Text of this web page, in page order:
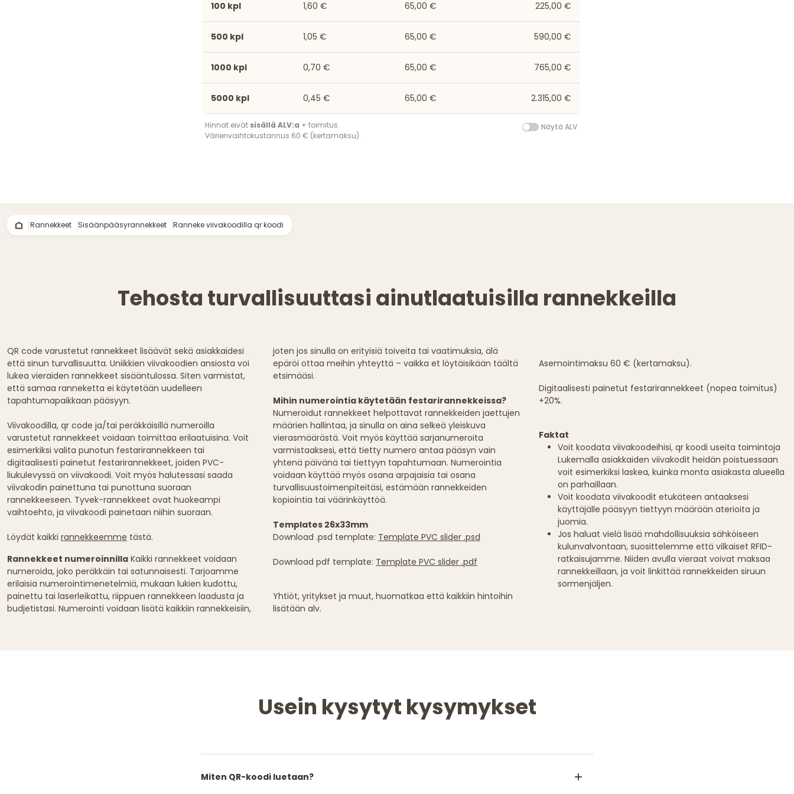
100 kpl 1,60 € 65,00 € 225,00 €
500 kpl 1,05 € 65,00 € 590,00 €
1000 kpl 0,70 € 65,00 € 765,00 €
5000 kpl 0,45 € 65,00 € 2.315,00 €
Hinnat eivät sisällä ALV:a + toimitus.
Värienvaihtokustannus 60 € (kertamaksu).
Näytä ALV
Rannekkeet Sisäänpääsyrannekkeet Ranneke viivakoodilla qr koodi
Tehosta turvallisuuttasi ainutlaatuisilla rannekkeilla
QR code varustetut rannekkeet lisäävät sekä asiakkaidesi
että sinun turvallisuutta. Uniikkien viivakoodien ansiosta voi
lukea vieraiden rannekkeet sisääntulossa. Siten varmistat,
että samaa ranneketta ei käytetään uudelleen
tapahtumapaikkaan pääsyyn.
Viivakoodilla, qr code ja/tai peräkkäisillä numeroilla
varustetut rannekkeet voidaan toimittaa erilaatuisina. Voit
esimerkiksi valita punotun festarirannekkeen tai
digitaalisesti painetut festarirannekkeet, joiden PVC-
liukulevyssä on viivakoodi. Voit myös halutessasi saada
viivakodin painettuna tai punottuna suoraan
rannekkeeseen. Tyvek-rannekkeet ovat huokeampi
vaihtoehto, ja viivakoodi painetaan niihin suoraan.
Löydät kaikki rannekkeemme tästä.
Rannekkeet numeroinnilla Kaikki rannekkeet voidaan
numeroida, joko peräkkäin tai satunnaisesti. Tarjoamme
erilaisia numerointimenetelmiä, mukaan lukien kudottu,
painettu tai laserleikattu, riippuen rannekkeen laadusta ja
budjetistasi. Numerointi voidaan lisätä kaikkiin rannekkeisiin,
joten jos sinulla on erityisiä toiveita tai vaatimuksia, älä
epäröi ottaa meihin yhteyttä – vaikka et löytäisikään täältä
etsimääsi.
Mihin numerointia käytetään festarirannekkeissa?
Numeroidut rannekkeet helpottavat rannekkeiden jaettujen
määrien hallintaa, ja sinulla on aina selkeä yleiskuva
vierasmäärästä. Voit myös käyttää sarjanumeroita
varmistaaksesi, että tietty numero antaa pääsyn vain
yhtenä päivänä tai tiettyyn tapahtumaan. Numerointia
voidaan käyttää myös osana arpajaisia tai osana
turvallisuustoimenpiteitäsi, estämään rannekkeiden
kopiointia tai väärinkäyttöä.
Templates 26x33mm
Download .psd template: Template PVC slider .psd
Download pdf template: Template PVC slider .pdf
Yhtiöt, yritykset ja muut, huomatkaa että kaikkiin hintoihin
lisätään alv.
Asemointimaksu 60 € (kertamaksu).
Digitaalisesti painetut festarirannekkeet (nopea toimitus)
+20%.
Faktat
Voit koodata viivakoodeihisi, qr koodi useita toimintoja
Lukemalla asiakkaiden viivakodit heidän poistuessaan
voit esimerkiksi laskea, kuinka monta asiakasta alueella
on parhaillaan.
Voit koodata viivakoodit etukäteen antaaksesi
käyttäjälle pääsyyn tiettyyn määrään aterioita ja
juomia.
Jos haluat vielä lisää mahdollisuuksia sähköiseen
kulunvalvontaan, suosittelemme että vilkaiset RFID-
ratkaisujamme. Niiden avulla vieraat voivat maksaa
rannekkeillaan, ja voit linkittää rannekkeiden siruun
sormenjäljen.
Usein kysytyt kysymykset
Miten QR-koodi luetaan?